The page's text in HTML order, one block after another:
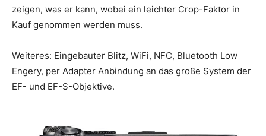
zeigen, was er kann, wobei ein leichter Crop-Faktor in
Kauf genommen werden muss.
Weiteres: Eingebauter Blitz, WiFi, NFC, Bluetooth Low
Engery, per Adapter Anbindung an das große System der
EF- und EF-S-Objektive.